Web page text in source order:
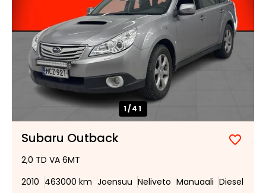
1/41
Subaru Outback
Lisää
2,0 TD VA 6MT
2010 463000 km Joensuu Neliveto Manuaali Diesel